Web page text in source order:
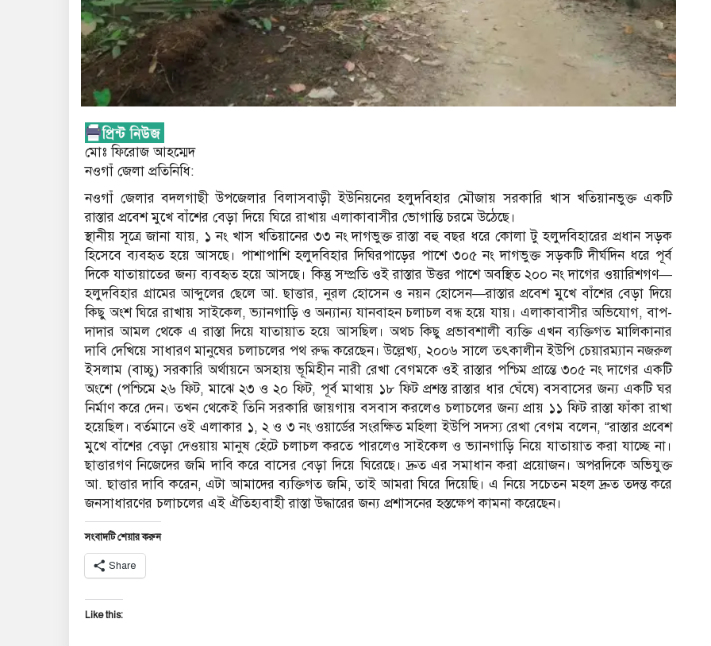
মোঃ ফিরোজ আহম্মেদ
নওগাঁ জেলা প্রতিনিধি:
নওগাঁ জেলার বদলগাছী উপজেলার বিলাসবাড়ী ইউনিয়নের হলুদবিহার মৌজায় সরকারি খাস খতিয়ানভুক্ত একটি
রাস্তার প্রবেশ মুখে বাঁশের বেড়া দিয়ে ঘিরে রাখায় এলাকাবাসীর ভোগান্তি চরমে উঠেছে।
স্থানীয় সূত্রে জানা যায়, ১ নং খাস খতিয়ানের ৩৩ নং দাগভুক্ত রাস্তা বহু বছর ধরে কোলা টু হলুদবিহারের প্রধান সড়ক
হিসেবে ব্যবহৃত হয়ে আসছে। পাশাপাশি হলুদবিহার দিঘিরপাড়ের পাশে ৩০৫ নং দাগভুক্ত সড়কটি দীর্ঘদিন ধরে পূর্ব
দিকে যাতায়াতের জন্য ব্যবহৃত হয়ে আসছে। কিন্তু সম্প্রতি ওই রাস্তার উত্তর পাশে অবস্থিত ২০০ নং দাগের ওয়ারিশগণ—
হলুদবিহার গ্রামের আব্দুলের ছেলে আ. ছাত্তার, নুরল হোসেন ও নয়ন হোসেন—রাস্তার প্রবেশ মুখে বাঁশের বেড়া দিয়ে
কিছু অংশ ঘিরে রাখায় সাইকেল, ভ্যানগাড়ি ও অন্যান্য যানবাহন চলাচল বন্ধ হয়ে যায়। এলাকাবাসীর অভিযোগ, বাপ-
দাদার আমল থেকে এ রাস্তা দিয়ে যাতায়াত হয়ে আসছিল। অথচ কিছু প্রভাবশালী ব্যক্তি এখন ব্যক্তিগত মালিকানার
দাবি দেখিয়ে সাধারণ মানুষের চলাচলের পথ রুদ্ধ করেছেন। উল্লেখ্য, ২০০৬ সালে তৎকালীন ইউপি চেয়ারম্যান নজরুল
ইসলাম (বাচ্চু) সরকারি অর্থায়নে অসহায় ভূমিহীন নারী রেখা বেগমকে ওই রাস্তার পশ্চিম প্রান্তে ৩০৫ নং দাগের একটি
অংশে (পশ্চিমে ২৬ ফিট, মাঝে ২৩ ও ২০ ফিট, পূর্ব মাথায় ১৮ ফিট প্রশস্ত রাস্তার ধার ঘেঁষে) বসবাসের জন্য একটি ঘর
নির্মাণ করে দেন। তখন থেকেই তিনি সরকারি জায়গায় বসবাস করলেও চলাচলের জন্য প্রায় ১১ ফিট রাস্তা ফাঁকা রাখা
হয়েছিল। বর্তমানে ওই এলাকার ১, ২ ও ৩ নং ওয়ার্ডের সংরক্ষিত মহিলা ইউপি সদস্য রেখা বেগম বলেন, “রাস্তার প্রবেশ
মুখে বাঁশের বেড়া দেওয়ায় মানুষ হেঁটে চলাচল করতে পারলেও সাইকেল ও ভ্যানগাড়ি নিয়ে যাতায়াত করা যাচ্ছে না।
ছাত্তারগণ নিজেদের জমি দাবি করে বাসের বেড়া দিয়ে ঘিরেছে। দ্রুত এর সমাধান করা প্রয়োজন। অপরদিকে অভিযুক্ত
আ. ছাত্তার দাবি করেন, এটা আমাদের ব্যক্তিগত জমি, তাই আমরা ঘিরে দিয়েছি। এ নিয়ে সচেতন মহল দ্রুত তদন্ত করে
জনসাধারণের চলাচলের এই ঐতিহ্যবাহী রাস্তা উদ্ধারের জন্য প্রশাসনের হস্তক্ষেপ কামনা করেছেন।
সংবাদটি শেয়ার করুন
Share
Like this: